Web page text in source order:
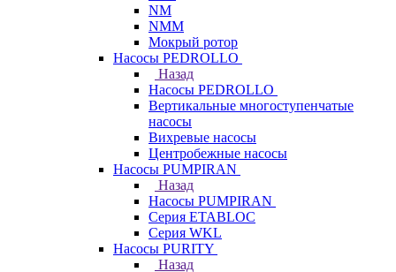
NM
NMM
Мокрый ротор
Насосы PEDROLLO
Назад
Насосы PEDROLLO
Вертикальные многоступенчатые
насосы
Вихревые насосы
Центробежные насосы
Насосы PUMPIRAN
Назад
Насосы PUMPIRAN
Серия ETABLOC
Серия WKL
Насосы PURITY
Назад